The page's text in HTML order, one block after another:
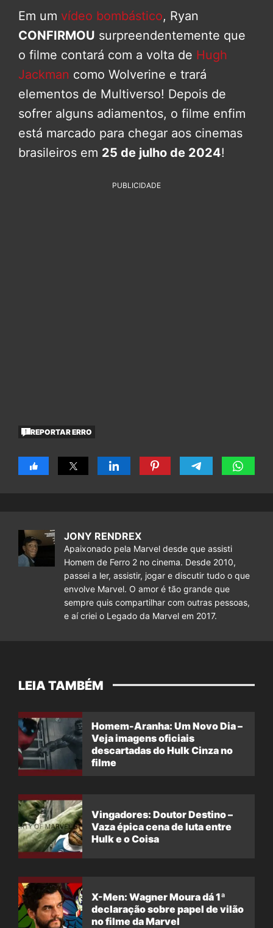
Em um vídeo bombástico, Ryan
CONFIRMOU surpreendentemente que
o filme contará com a volta de Hugh
Jackman como Wolverine e trará
elementos de Multiverso! Depois de
sofrer alguns adiamentos, o filme enfim
está marcado para chegar aos cinemas
brasileiros em 25 de julho de 2024!
PUBLICIDADE
REPORTAR ERRO
JONY RENDREX
Apaixonado pela Marvel desde que assisti
Homem de Ferro 2 no cinema. Desde 2010,
passei a ler, assistir, jogar e discutir tudo o que
envolve Marvel. O amor é tão grande que
sempre quis compartilhar com outras pessoas,
e aí criei o Legado da Marvel em 2017.
LEIA TAMBÉM
Homem-Aranha: Um Novo Dia –
Veja imagens oficiais
descartadas do Hulk Cinza no
filme
Vingadores: Doutor Destino –
Vaza épica cena de luta entre
Hulk e o Coisa
X-Men: Wagner Moura dá 1ª
declaração sobre papel de vilão
no filme da Marvel